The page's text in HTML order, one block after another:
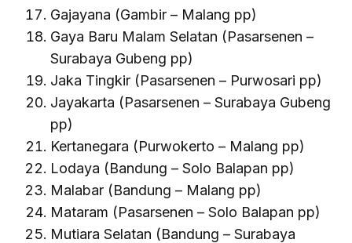
Gajayana (Gambir – Malang pp)
Gaya Baru Malam Selatan (Pasarsenen –
Surabaya Gubeng pp)
Jaka Tingkir (Pasarsenen – Purwosari pp)
Jayakarta (Pasarsenen – Surabaya Gubeng
pp)
Kertanegara (Purwokerto – Malang pp)
Lodaya (Bandung – Solo Balapan pp)
Malabar (Bandung – Malang pp)
Mataram (Pasarsenen – Solo Balapan pp)
Mutiara Selatan (Bandung – Surabaya